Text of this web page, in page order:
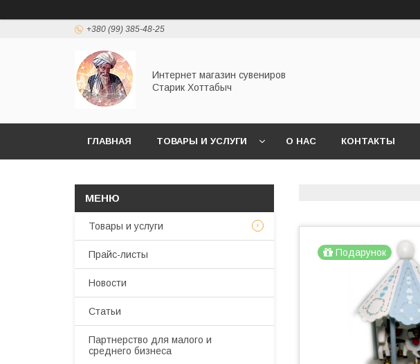
+380 (99) 385-48-25
Интернет магазин сувениров
Старик Хоттабыч
ГЛАВНАЯ ТОВАРЫ И УСЛУГИ О НАС КОНТАКТЫ
Подарунок
Товары и услуги
Прайс-листы
Новости
Статьи
Партнерство для малого и
среднего бизнеса